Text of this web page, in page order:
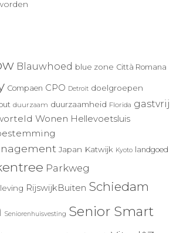
Blauwhoed blue zone Città Romana
Compaen CPO Detroit doelgroepen
duurzaam duurzaamheid Florida gastvrij
Wonen Hellevoetsluis
Japan Katwijk Kyoto landgoed
Parkweg
RijswijkBuiten Schiedam
Seniorenhuisvesting Senior Smart